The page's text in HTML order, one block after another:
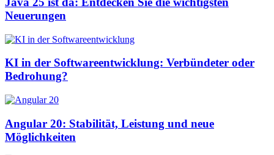
Neuerungen
KI in der Softwareentwicklung: Verbündeter oder
Bedrohung?
Angular 20: Stabilität, Leistung und neue
Möglichkeiten